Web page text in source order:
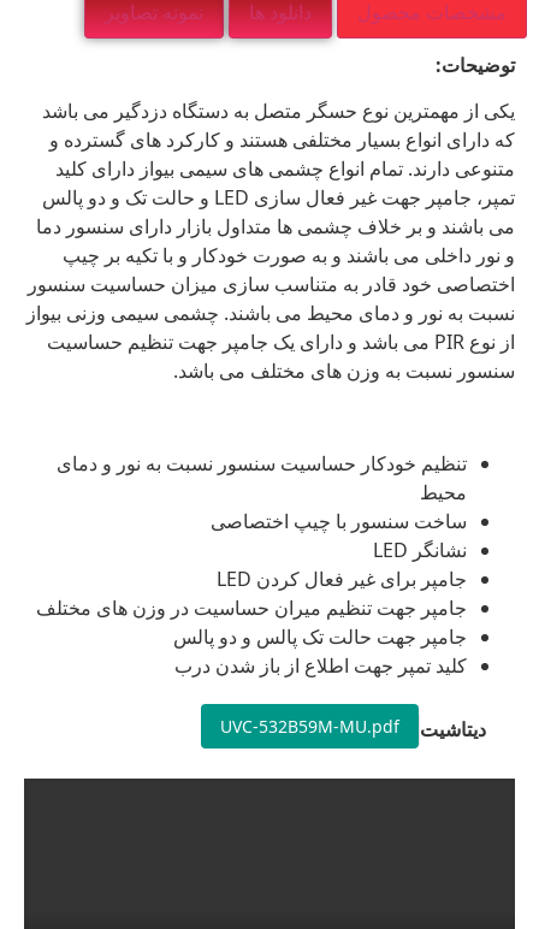
مشخصات محصول دانلود ها نمونه تصاویر
توضیحات:
یکی از مهمترین نوع حسگر متصل به دستگاه دزدگیر می باشد
که دارای انواع بسیار مختلفی هستند و کارکرد های گسترده و
متنوعی دارند. تمام انواع چشمی های سیمی بیواز دارای کلید
تمپر، جامپر جهت غیر فعال سازی LED و حالت تک و دو پالس
می باشند و بر خلاف چشمی ها متداول بازار دارای سنسور دما
و نور داخلی می باشند و به صورت خودکار و با تکیه بر چیپ
اختصاصی خود قادر به متناسب سازی میزان حساسیت سنسور
نسبت به نور و دمای محیط می باشند. چشمی سیمی وزنی بیواز
از نوع PIR می باشد و دارای یک جامپر جهت تنظیم حساسیت
سنسور نسبت به وزن های مختلف می باشد.
تنظیم خودکار حساسیت سنسور نسبت به نور و دمای
محیط
ساخت سنسور با چیپ اختصاصی
نشانگر LED
جامپر برای غیر فعال کردن LED
جامپر جهت تنظیم میران حساسیت در وزن های مختلف
جامپر جهت حالت تک پالس و دو پالس
کلید تمپر جهت اطلاع از باز شدن درب
دیتاشیت UVC-532B59M-MU.pdf